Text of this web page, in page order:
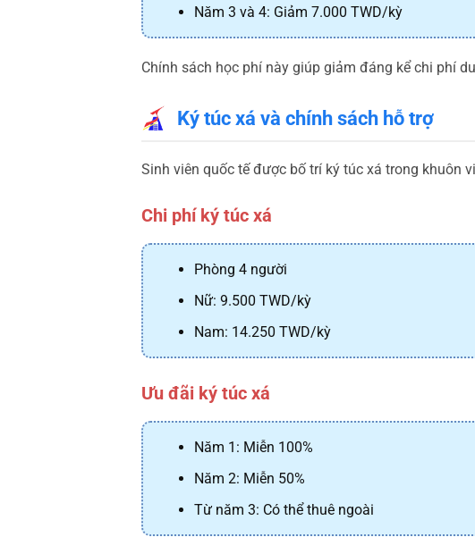
Năm 3 và 4: Giảm 7.000 TWD/kỳ
Chính sách học phí này giúp giảm đáng kể chi phí
Ký túc xá và chính sách hỗ trợ
Sinh viên quốc tế được bố trí ký túc xá trong khuôn
Chi phí ký túc xá
Phòng 4 người
Nữ: 9.500 TWD/kỳ
Nam: 14.250 TWD/kỳ
Ưu đãi ký túc xá
Năm 1: Miễn 100%
Năm 2: Miễn 50%
Từ năm 3: Có thể thuê ngoài